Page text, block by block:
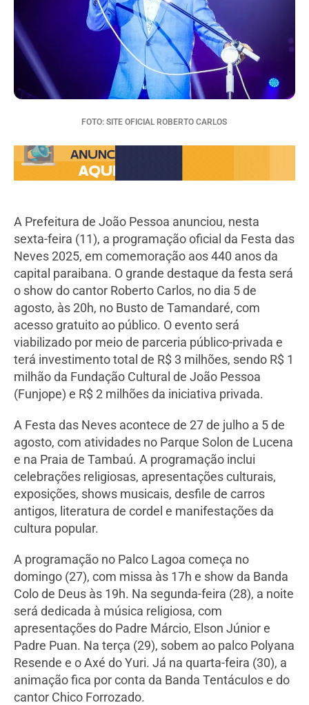
FOTO: SITE OFICIAL ROBERTO CARLOS
A Prefeitura de João Pessoa anunciou, nesta
sexta-feira (11), a programação oficial da Festa das
Neves 2025, em comemoração aos 440 anos da
capital paraibana. O grande destaque da festa será
o show do cantor Roberto Carlos, no dia 5 de
agosto, às 20h, no Busto de Tamandaré, com
acesso gratuito ao público. O evento será
viabilizado por meio de parceria público-privada e
terá investimento total de R$ 3 milhões, sendo R$ 1
milhão da Fundação Cultural de João Pessoa
(Funjope) e R$ 2 milhões da iniciativa privada.
A Festa das Neves acontece de 27 de julho a 5 de
agosto, com atividades no Parque Solon de Lucena
e na Praia de Tambaú. A programação inclui
celebrações religiosas, apresentações culturais,
exposições, shows musicais, desfile de carros
antigos, literatura de cordel e manifestações da
cultura popular.
A programação no Palco Lagoa começa no
domingo (27), com missa às 17h e show da Banda
Colo de Deus às 19h. Na segunda-feira (28), a noite
será dedicada à música religiosa, com
apresentações do Padre Márcio, Elson Júnior e
Padre Puan. Na terça (29), sobem ao palco Polyana
Resende e o Axé do Yuri. Já na quarta-feira (30), a
animação fica por conta da Banda Tentáculos e do
cantor Chico Forrozado.